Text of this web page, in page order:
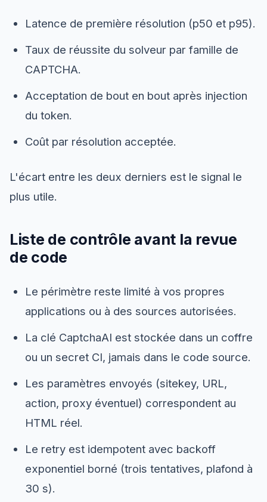
Latence de première résolution (p50 et p95).
Taux de réussite du solveur par famille de
CAPTCHA.
Acceptation de bout en bout après injection
du token.
Coût par résolution acceptée.
L'écart entre les deux derniers est le signal le
plus utile.
Liste de contrôle avant la revue
de code
Le périmètre reste limité à vos propres
applications ou à des sources autorisées.
La clé CaptchaAI est stockée dans un coffre
ou un secret CI, jamais dans le code source.
Les paramètres envoyés (sitekey, URL,
action, proxy éventuel) correspondent au
HTML réel.
Le retry est idempotent avec backoff
exponentiel borné (trois tentatives, plafond à
30 s).